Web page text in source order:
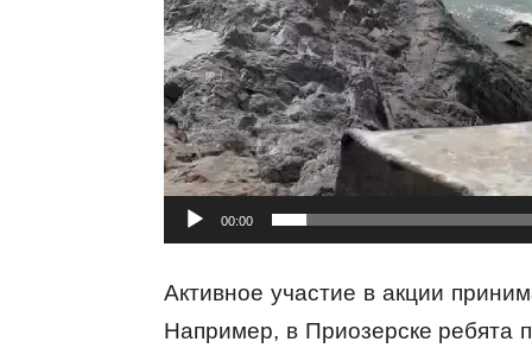
00:00
Активное участие в акции
Например, в Приозерске ребята